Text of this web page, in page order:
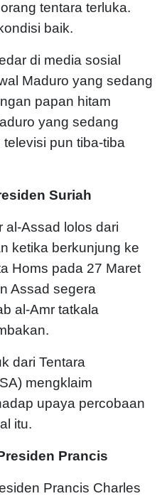
tentara terluka.
baik.
di media sosial
Maduro yang sedang
papan hitam
yang sedang
pun tiba-tiba
Suriah
al-Assad lolos dari
ketika berkunjung ke
Homs pada 27 Maret
Assad segera
al-Amr tatkala
dari Tentara
mengklaim
upaya percobaan
itu.
Prancis
Prancis Charles